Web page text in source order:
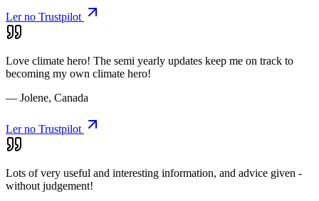
Ler no Trustpilot
Love climate hero! The semi yearly updates keep me on track to
becoming my own climate hero!
— Jolene, Canada
Ler no Trustpilot
Lots of very useful and interesting information, and advice given -
without judgement!